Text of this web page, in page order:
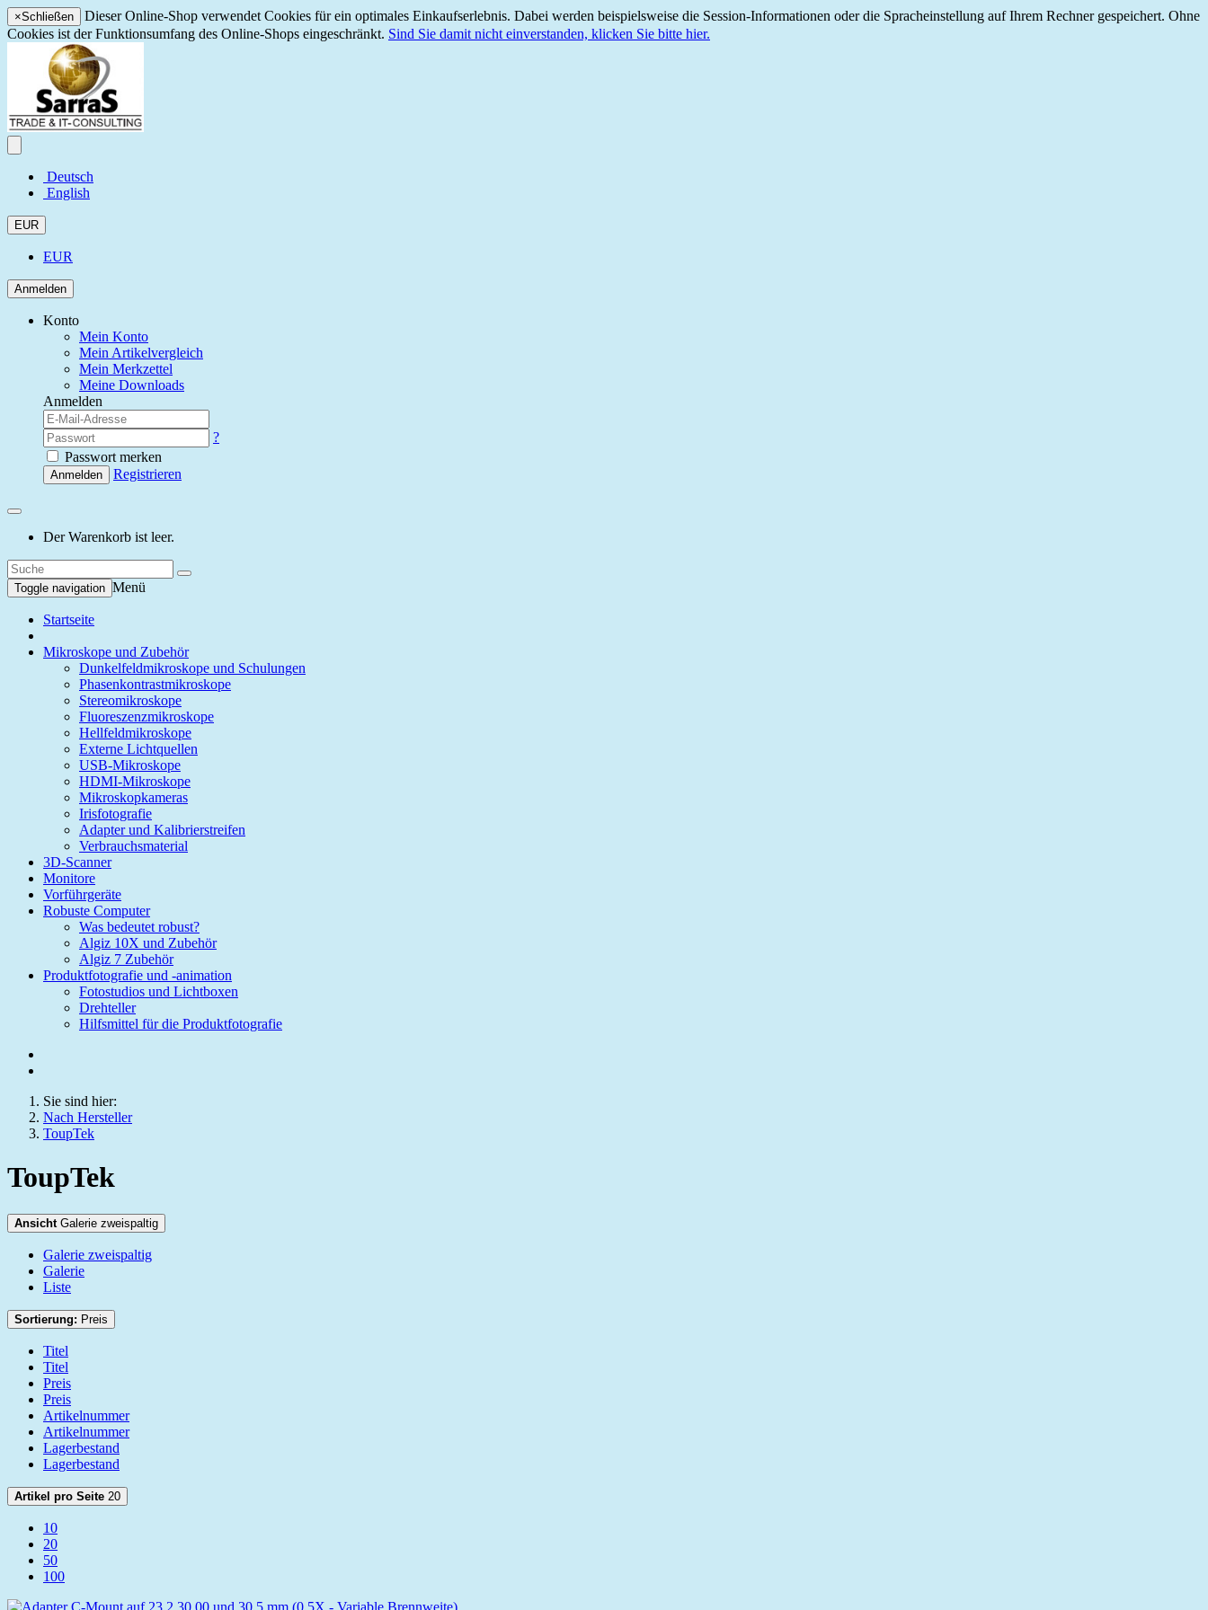
×Schließen
Dieser Online-Shop verwendet Cookies für ein optimales Einkaufserlebnis. Dabei werden beispielsweise die Session-Informationen oder die Spracheinstellung auf Ihrem Rechner gespeichert. Ohne
Cookies ist der Funktionsumfang des Online-Shops eingeschränkt. Sind Sie damit nicht einverstanden, klicken Sie bitte hier.
Deutsch
English
EUR
EUR
Anmelden
Konto
Mein Konto
Mein Artikelvergleich
Mein Merkzettel
Meine Downloads
Anmelden
?
Passwort merken
Anmelden Registrieren
Der Warenkorb ist leer.
Toggle navigation Menü
Startseite
Mikroskope und Zubehör
Dunkelfeldmikroskope und Schulungen
Phasenkontrastmikroskope
Stereomikroskope
Fluoreszenzmikroskope
Hellfeldmikroskope
Externe Lichtquellen
USB-Mikroskope
HDMI-Mikroskope
Mikroskopkameras
Irisfotografie
Adapter und Kalibrierstreifen
Verbrauchsmaterial
3D-Scanner
Monitore
Vorführgeräte
Robuste Computer
Was bedeutet robust?
Algiz 10X und Zubehör
Algiz 7 Zubehör
Produktfotografie und -animation
Fotostudios und Lichtboxen
Drehteller
Hilfsmittel für die Produktfotografie
Sie sind hier:
Nach Hersteller
ToupTek
ToupTek
Ansicht Galerie zweispaltig
Galerie zweispaltig
Galerie
Liste
Sortierung: Preis
Titel
Titel
Preis
Preis
Artikelnummer
Artikelnummer
Lagerbestand
Lagerbestand
Artikel pro Seite 20
10
20
50
100